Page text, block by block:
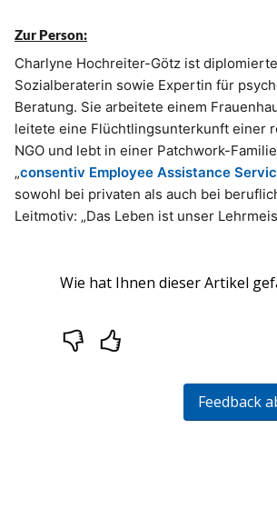
Zur Person:
Charlyne Hochreiter-Götz ist
Sozialberaterin sowie Expertin für
Beratung. Sie arbeitete einem
leitete eine Flüchtlingsunterkunft einer
NGO und lebt in einer Patchwork-
„consentiv Employee Assista­­­nce
sowohl bei privaten als auch bei
Leitmotiv: „Das Leben ist unser